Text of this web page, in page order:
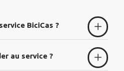
BiciCas ?
au service ?